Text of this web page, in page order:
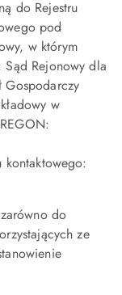
do Rejestru
pod
w którym
Sąd Rejonowy dla
Gospodarczy
w
kontaktowego:
do
ze